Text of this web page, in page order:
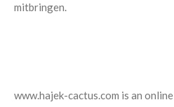
mitbringen.
www.hajek-cactus.com is an